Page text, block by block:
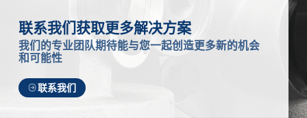
联系我们获取更多解决方案
我们的专业团队期待能与您一起创造更多新的机会
和可能性
联系我们